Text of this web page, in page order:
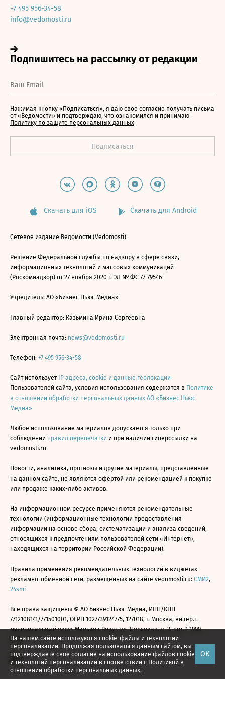
На нашем сайте используются cookie-файлы и технологии
персонализации. Продолжая пользоваться данным сайтом, вы
подтверждаете свое согласие на использование файлов cookie
и технологий персонализации в соответствии с Политикой в
отношении обработки персональных данных.
ОК
+7 495 956-34-58
info@vedomosti.ru
Нажимая кнопку «Подписаться», я даю свое согласие получать письма
от «Ведомости» и подтверждаю, что ознакомился и принимаю
Политику по защите персональных данных
Скачать для iOS Скачать для Android
Сетевое издание Ведомости (Vedomosti)
Решение Федеральной службы по надзору в сфере связи,
информационных технологий и массовых коммуникаций
(Роскомнадзор) от 27 ноября 2020 г. ЭЛ № ФС 77-79546
Учредитель: АО «Бизнес Ньюс Медиа»
Главный редактор: Казьмина Ирина Сергеевна
Электронная почта: news@vedomosti.ru
Телефон: +7 495 956-34-58
Сайт использует IP адреса, cookie и данные геолокации
Пользователей сайта, условия использования содержатся в Политике
в отношении обработки персональных данных АО «Бизнес Ньюс
Медиа»
Любое использование материалов допускается только при
соблюдении правил перепечатки и при наличии гиперссылки на
vedomosti.ru
Новости, аналитика, прогнозы и другие материалы, представленные
на данном сайте, не являются офертой или рекомендацией к покупке
или продаже каких-либо активов.
На информационном ресурсе применяются рекомендательные
технологии (информационные технологии предоставления
информации на основе сбора, систематизации и анализа сведений,
относящихся к предпочтениям пользователей сети «Интернет»,
находящихся на территории Российской Федерации).
Правила применения рекомендательных технологий в виджетах
рекламно-обменной сети, размещенных на сайте vedomosti.ru: СМИ2,
24smi
Все права защищены © АО Бизнес Ньюс Медиа, ИНН/КПП
7712108141/771501001, ОГРН 1027739124775, 127018, г. Москва, вн.тер.г.
муниципальный округ Марьина Роща, ул. Полковая, д. 3, стр. 1 1999—
2026